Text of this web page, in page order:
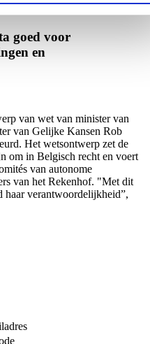
goed voor
en
van wet van minister van
van Gelijke Kansen Rob
Het wetsontwerp zet de
om in Belgisch recht en voert
van autonome
van het Rekenhof. "Met dit
haar verantwoordelijkheid”,